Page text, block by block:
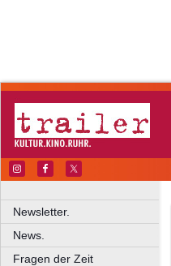
Newsletter.
News.
Fragen der Zeit